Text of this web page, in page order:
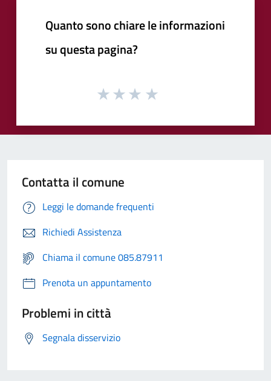
Quanto sono chiare le informazioni
su questa pagina?
Contatta il comune
Leggi le domande frequenti
Richiedi Assistenza
Chiama il comune 085.87911
Prenota un appuntamento
Problemi in città
Segnala disservizio